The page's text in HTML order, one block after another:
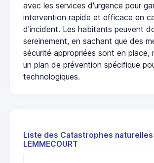
avec les services d'urgence pour
intervention rapide et efficace en
d'incident. Les habitants peuvent
sereinement, en sachant que des
sécurité appropriées sont en place,
un plan de prévention spécifique
technologiques.
Liste des Catastrophes naturelles
LEMMECOURT